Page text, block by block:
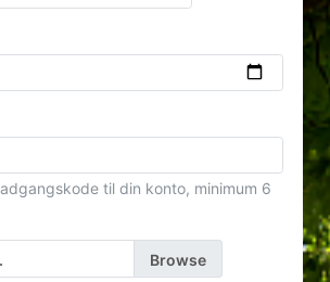
til din konto, minimum 6